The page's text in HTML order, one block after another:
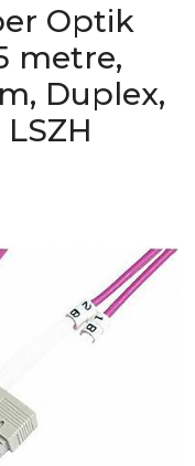
Optik
metre,
Duplex,